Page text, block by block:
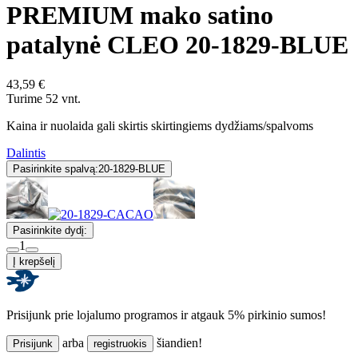
PREMIUM mako satino
patalynė CLEO 20-1829-BLUE
43,59 €
Turime 52 vnt.
Kaina ir nuolaida gali skirtis skirtingiems dydžiams/spalvoms
Dalintis
Pasirinkite spalvą:20-1829-BLUE
Pasirinkite dydį:
1
Į krepšelį
Prisijunk prie lojalumo programos ir atgauk 5% pirkinio sumos!
Prisijunk arba registruokis šiandien!